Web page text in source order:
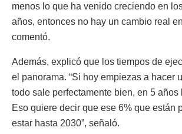
menos lo que ha venido creciendo en
años, entonces no hay un cambio real
comentó.
Además, explicó que los tiempos de
el panorama. “Si hoy empiezas a hacer
todo sale perfectamente bien, en 5 años
Eso quiere decir que ese 6% que están
estar hasta 2030”, señaló.